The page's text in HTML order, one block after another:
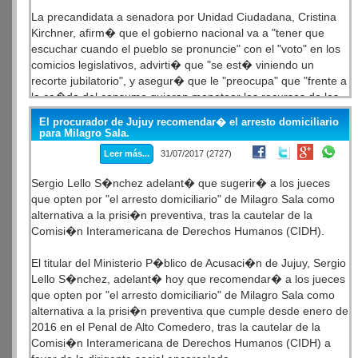
pero los resultados no mejoraron.
La Argentina y Am�rica Latina est�n muy rezagadas con
respecto al sudeste asi�tico. La rob�tica va a eliminar el 50
por ciento de los empleos actuales y eso va a repercutir en
este pa�s si no mejora su calidad educativa y no se vuelve
competitivo para la era digital".
La precandidata a senadora por Unidad Ciudadana, Cristina
Kirchner, afirm� que el gobierno nacional va a "tener que
escuchar cuando el pueblo se pronuncie" con el "voto" en los
comicios legislativos, advirti� que "se est� viniendo un
recorte jubilatorio", y asegur� que le "preocupa" que "frente a
la ca�da del consumo quieran manotear los recursos de los
jubilados".
"La fuerza de cada uno de ustedes est� en ese voto, en esa
opini�n, en esa voz que tienen que poner. Yo no soy m�s
que el veh�culo. Creo que van a tener que escuchar cuando
el pueblo se pronuncie", enfatiz� la ex presidenta.
En tanto, advirti� que desde el Ejecutivo de Mauricio Macri "lo
que est�n haciendo es dando manotazos a la caja de los
jubilados y esto impacta al consumo", adem�s de advertir
que "se est� viniendo un recorte jubilatorio", y consider� que
"no se puede vivir con el terror de las facturas de luz y de
gas".
"Ya les cortaron el gas, a lo mejor le van a cortar la luz, lo que
no les van a poder cortar es la esperanza y la libertad de
El procurador de Jujuy recomendar� el arresto domiciliario
para Milagro Sala.
Leer más... 31/07/2017 (2727)
Sergio Lello S�nchez adelant� que sugerir� a los jueces
que opten por "el arresto domiciliario" de Milagro Sala como
alternativa a la prisi�n preventiva, tras la cautelar de la
Comisi�n Interamericana de Derechos Humanos (CIDH).
El titular del Ministerio P�blico de Acusaci�n de Jujuy, Sergio
Lello S�nchez, adelant� hoy que recomendar� a los jueces
que opten por "el arresto domiciliario" de Milagro Sala como
alternativa a la prisi�n preventiva que cumple desde enero de
2016 en el Penal de Alto Comedero, tras la cautelar de la
Comisi�n Interamericana de Derechos Humanos (CIDH) a